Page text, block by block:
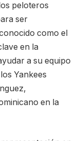
peloteros
ser
como el
en la
a su equipo
Yankees
en la